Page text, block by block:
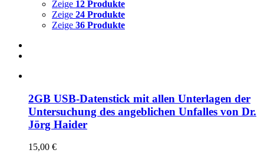
Zeige 12 Produkte
Zeige 24 Produkte
Zeige 36 Produkte
2GB USB-Datenstick mit allen Unterlagen der
Untersuchung des angeblichen Unfalles von Dr.
Jörg Haider
15,00 €